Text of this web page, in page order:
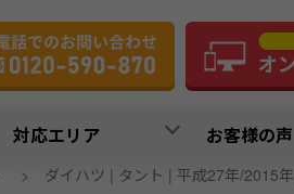
対応エリア お客様の声
> ダイハツ | タント | 平成27年/2015